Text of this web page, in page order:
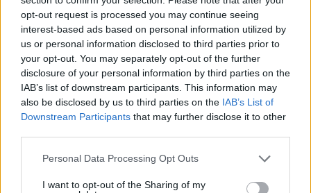
opt-out request is processed you may continue seeing
interest-based ads based on personal information utilized by
us or personal information disclosed to third parties prior to
your opt-out. You may separately opt-out of the further
disclosure of your personal information by third parties on the
IAB’s list of downstream participants. This information may
also be disclosed by us to third parties on the IAB’s List of
Downstream Participants that may further disclose it to other
Please note that this website/app uses one or more Google
not limited to your visit or usage behaviour. You may click to
Personal Data Processing Opt Outs
I want to opt-out of the Sharing of my
Μετά τη Βέρντερ και την Ζανκτ Πάουλι η Φράιμπουργκ
εγκατέλειψε το Twitter με αιχμές για τον Μασκ
για ριζοσπαστικοποίηση της πλατφόρμας στην
26.11.2024, 18:41 2